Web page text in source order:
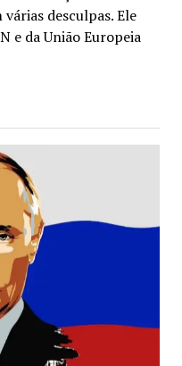
desculpas. Ele
e da União Europeia